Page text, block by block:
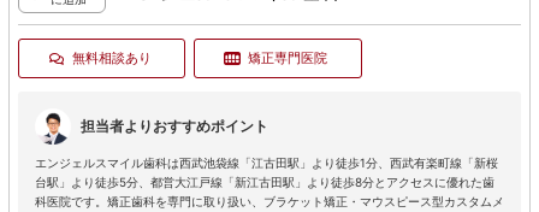
無料相談あり 矯正専門医院
担当者よりおすすめポイント
エンジェルスマイル歯科は西武池袋線「江古田駅」より徒歩1分、西武有楽町線「新桜
台駅」より徒歩5分、都営大江戸線「新江古田駅」より徒歩8分とアクセスに優れた歯
科医院です。矯正歯科を専門に取り扱い、ブラケット矯正・マウスピース型カスタムメ